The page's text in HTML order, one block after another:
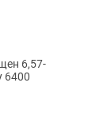
6,57-
6400